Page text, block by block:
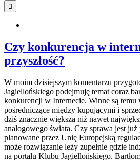
Czy konkurencja w
przyszłość?
W moim dzisiejszym komentarzu
Jagiellońskiego podejmuję temat coraz
konkurencji w Internecie. Winne są
pośredniczące między kupującymi i
dziś znacznie większa niż nawet
analogowego świata. Czy sprawa jest już
planowane przez Unię Europejską
może rozwiązanie leży zupełnie gdzie
na portalu Klubu Jagiellońskiego.